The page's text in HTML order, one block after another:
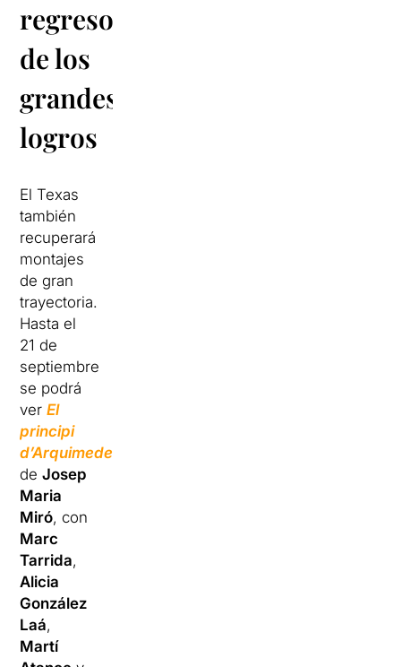
regreso
de los
grandes
logros
El Texas
también
recuperará
montajes
de gran
trayectoria.
Hasta el
21 de
septiembre
se podrá
verEl
principi
d’Arquimedes
deJosep
Maria
Miró, con
Marc
Tarrida,
Alicia
González
Laá,
Martí